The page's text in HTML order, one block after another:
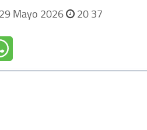
Mayo 2026 20 37